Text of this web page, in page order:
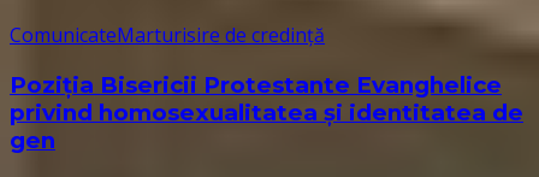
ComunicateMarturisire de credință
Poziția Bisericii Protestante Evanghelice
privind homosexualitatea și identitatea de
gen